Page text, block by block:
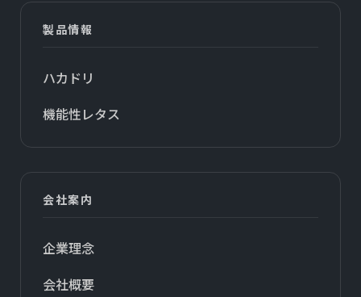
製品情報
ハカドリ
機能性レタス
会社案内
企業理念
会社概要